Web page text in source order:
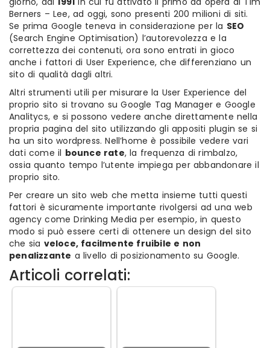
Berners – Lee, ad oggi, sono presenti 200 milioni di siti.
Se prima Google teneva in considerazione per la SEO
(Search Engine Optimisation) l’autorevolezza e la
correttezza dei contenuti, ora sono entrati in gioco
anche i fattori di User Experience, che differenziano un
sito di qualità dagli altri.
Altri strumenti utili per misurare la User Experience del
proprio sito si trovano su Google Tag Manager e Google
Analitycs, e si possono vedere anche direttamente nella
propria pagina del sito utilizzando gli appositi plugin se si
ha un sito wordpress. Nell’home è possibile vedere vari
dati come il bounce rate, la frequenza di rimbalzo,
ossia quanto tempo l’utente impiega per abbandonare il
proprio sito.
Per creare un sito web che metta insieme tutti questi
fattori è sicuramente importante rivolgersi ad una web
agency come Drinking Media per esempio, in questo
modo si può essere certi di ottenere un design del sito
che sia veloce, facilmente fruibile e non
penalizzante a livello di posizionamento su Google.
Articoli correlati: